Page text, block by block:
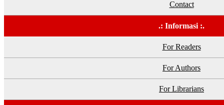
Contact
.: Informasi :.
For Readers
For Authors
For Librarians